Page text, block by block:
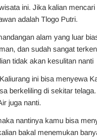
ini. Jika kalian
adalah Tlogo Putri.
alam yang luar
dan sudah sangat
tidak akan kesulitan nanti
ini bisa menyewa
berkeliling di sekitar
juga nanti.
nantinya kamu bisa
bakal menemukan